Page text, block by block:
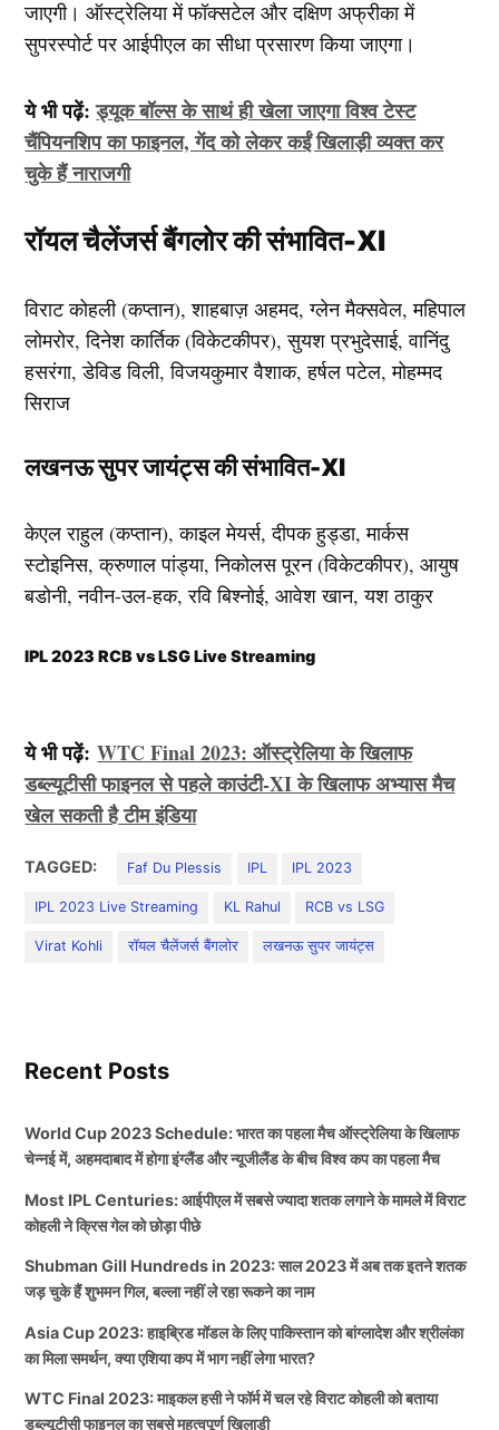
जाएगी। ऑस्ट्रेलिया में फॉक्सटेल और दक्षिण अफ्रीका में
सुपरस्पोर्ट पर आईपीएल का सीधा प्रसारण किया जाएगा।
ये भी पढ़ें:ड्यूक बॉल्स के साथं ही खेला जाएगा विश्व टेस्ट
चैंपियनशिप का फाइनल, गेंद को लेकर कईं खिलाड़ी व्यक्त कर
चुके हैं नाराजगी
रॉयल चैलेंजर्स बैंगलोर की संभावित-XI
विराट कोहली (कप्तान), शाहबाज़ अहमद, ग्लेन मैक्सवेल, महिपाल
लोमरोर, दिनेश कार्तिक (विकेटकीपर), सुयश प्रभुदेसाई, वानिंदु
हसरंगा, डेविड विली, विजयकुमार वैशाक, हर्षल पटेल, मोहम्मद
सिराज
लखनऊ सुपर जायंट्स की संभावित-XI
केएल राहुल (कप्तान), काइल मेयर्स, दीपक हुड्डा, मार्कस
स्टोइनिस, क्रुणाल पांड्या, निकोलस पूरन (विकेटकीपर), आयुष
बडोनी, नवीन-उल-हक, रवि बिश्नोई, आवेश खान, यश ठाकुर
IPL 2023 RCB vs LSG Live Streaming
ये भी पढ़ें:WTC Final 2023: ऑस्ट्रेलिया के खिलाफ
डब्ल्यूटीसी फाइनल से पहले काउंटी-XI के खिलाफ अभ्यास मैच
खेल सकती है टीम इंडिया
TAGGED: Faf Du Plessis IPL IPL 2023
IPL 2023 Live Streaming KL Rahul RCB vs LSG
Virat Kohli रॉयल चैलेंजर्स बैंगलोर लखनऊ सुपर जायंट्स
Recent Posts
World Cup 2023 Schedule: भारत का पहला मैच ऑस्ट्रेलिया के खिलाफ
चेन्नई में, अहमदाबाद में होगा इंग्लैंड और न्यूजीलैंड के बीच विश्व कप का पहला मैच
Most IPL Centuries: आईपीएल में सबसे ज्यादा शतक लगाने के मामले में विराट
कोहली ने क्रिस गेल को छोड़ा पीछे
Shubman Gill Hundreds in 2023: साल 2023 में अब तक इतने शतक
जड़ चुके हैं शुभमन गिल, बल्ला नहीं ले रहा रूकने का नाम
Asia Cup 2023: हाइब्रिड मॉडल के लिए पाकिस्तान को बांग्लादेश और श्रीलंका
का मिला समर्थन, क्या एशिया कप में भाग नहीं लेगा भारत?
WTC Final 2023: माइकल हसी ने फॉर्म में चल रहे विराट कोहली को बताया
डब्ल्यूटीसी फाइनल का सबसे महत्वपूर्ण खिलाड़ी